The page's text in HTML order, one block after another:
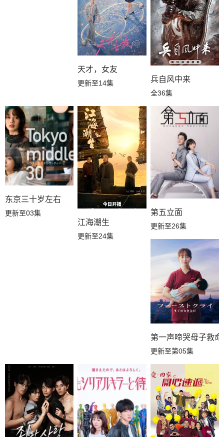
天才，女友
更新至14集 兵自风中来
全36集
东京三十岁左右
更新至03集
江海潮生
更新至24集
第五立面
更新至26集
第一声啼哭母子救
更新至第05集